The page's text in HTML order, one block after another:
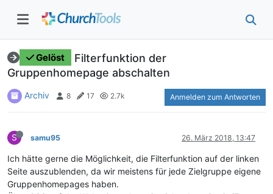
Gelöst
Filterfunktion der
Gruppenhomepage abschalten
Archiv 8 17 2.7k Anmelden zum Antworten
S samu95 26. März 2018, 13:47
Ich hätte gerne die Möglichkeit, die Filterfunktion auf der linken
Seite auszublenden, da wir meistens für jede Zielgruppe eigene
Gruppenhomepages haben.